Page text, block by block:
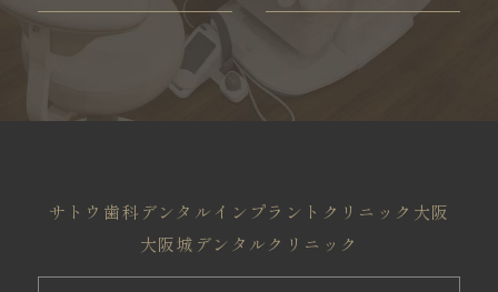
サトウ歯科 デンタルインプラントクリニック大阪
大阪城デンタルクリニック